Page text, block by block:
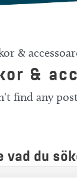
&
&
find any
vad du